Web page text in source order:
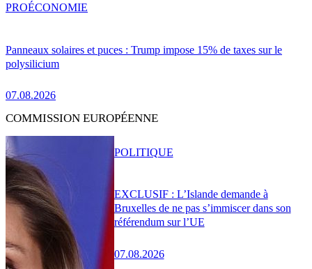
Panneaux solaires et puces : Trump impose 15% de taxes sur le
polysilicium
07.08.2026
PROÉCONOMIE
COMMISSION EUROPÉENNE
EXCLUSIF : L’Islande demande à
Bruxelles de ne pas s’immiscer dans son
référendum sur l’UE
07.08.2026
POLITIQUE